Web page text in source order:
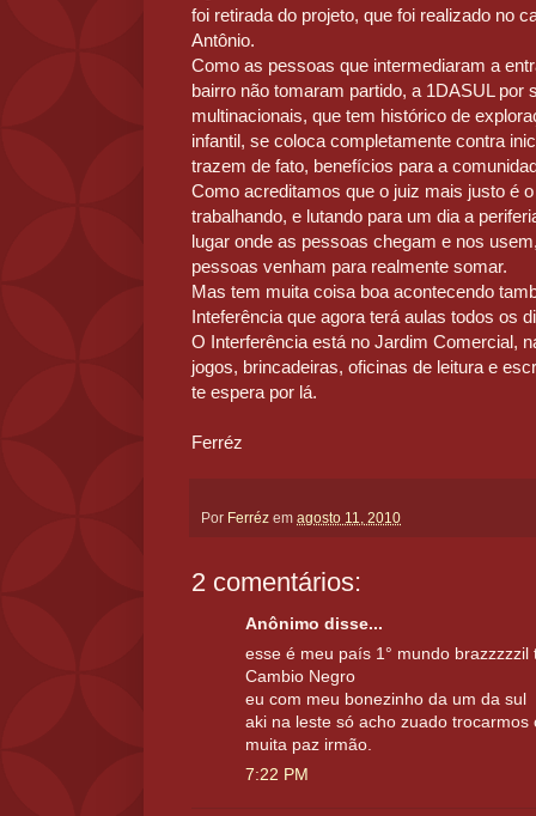
foi retirada do projeto, que foi realizado no
Antônio.
Como as pessoas que intermediaram a
bairro não tomaram partido, a 1DASUL por
multinacionais, que tem histórico de
infantil, se coloca completamente contra
trazem de fato, benefícios para a
Como acreditamos que o juiz mais justo é
trabalhando, e lutando para um dia a
lugar onde as pessoas chegam e nos
pessoas venham para realmente somar.
Mas tem muita coisa boa acontecendo
Inteferência que agora terá aulas todos os
O Interferência está no Jardim Comercial,
jogos, brincadeiras, oficinas de leitura e
te espera por lá.
Ferréz
Por Ferréz em agosto 11, 2010
2 comentários:
Anônimo disse...
esse é meu país 1° mundo
Cambio Negro
eu com meu bonezinho da um da sul
aki na leste só acho zuado trocarmos
muita paz irmão.
7:22 PM